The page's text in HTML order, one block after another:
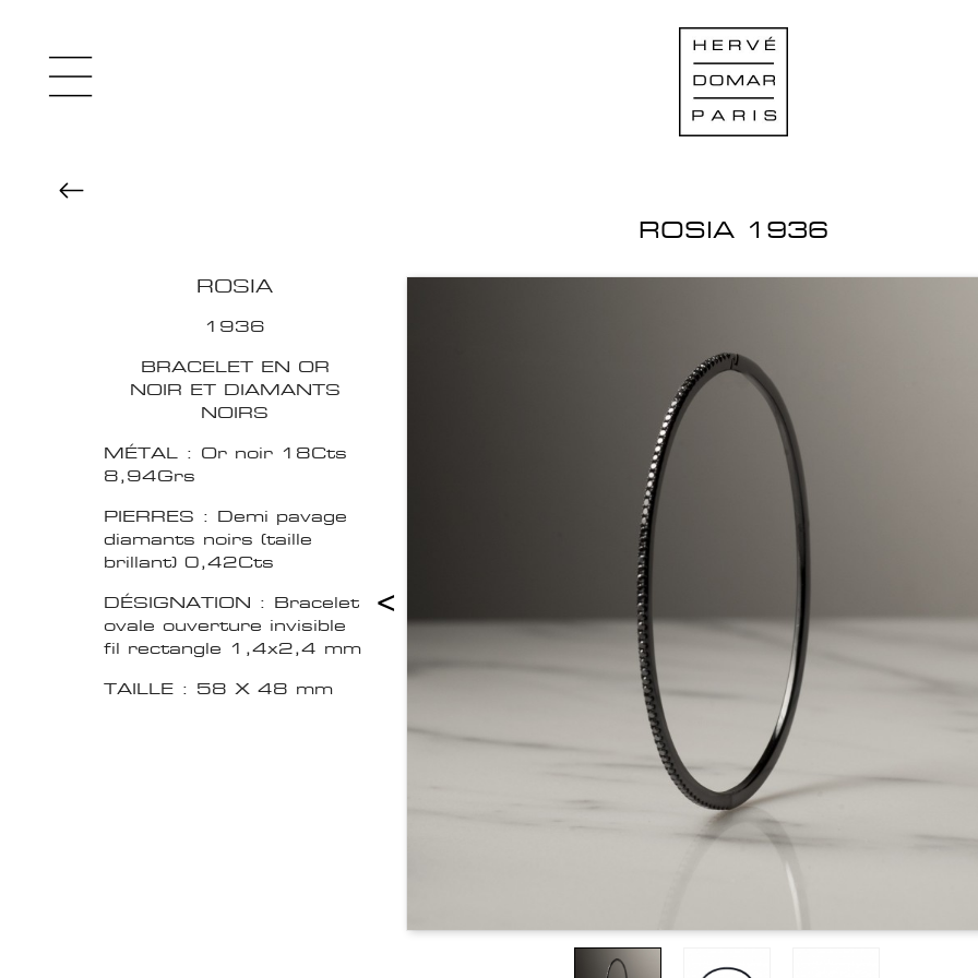
ROSIA 1936
ROSIA
1936
BRACELET EN OR
NOIR ET DIAMANTS
NOIRS
MÉTAL : Or noir 18Cts
8,94Grs
PIERRES : Demi pavage
diamants noirs (taille
brillant) 0,42Cts
DÉSIGNATION : Bracelet
ovale ouverture invisible
fil rectangle 1,4x2,4 mm
TAILLE : 58 X 48 mm
<